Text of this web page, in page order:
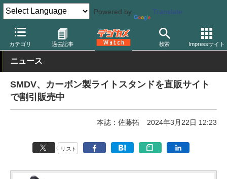
Powered by Translate
カテゴリ 過去記事 検索 Impressサイト
デジカメ Watch 撮影用品 照明アクセサリー
ニュース
SMDV、カーボン製ライトスタンドを直販サイト
で割引販売中
本誌：佐藤拓 2024年3月22日 12:23
リスト